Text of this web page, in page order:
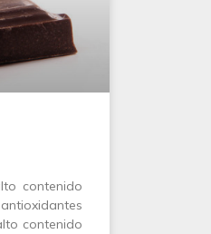
contenido
contenido